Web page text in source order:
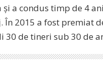
a condus timp de 4
În 2015 a fost premiat
de tineri sub 30 de